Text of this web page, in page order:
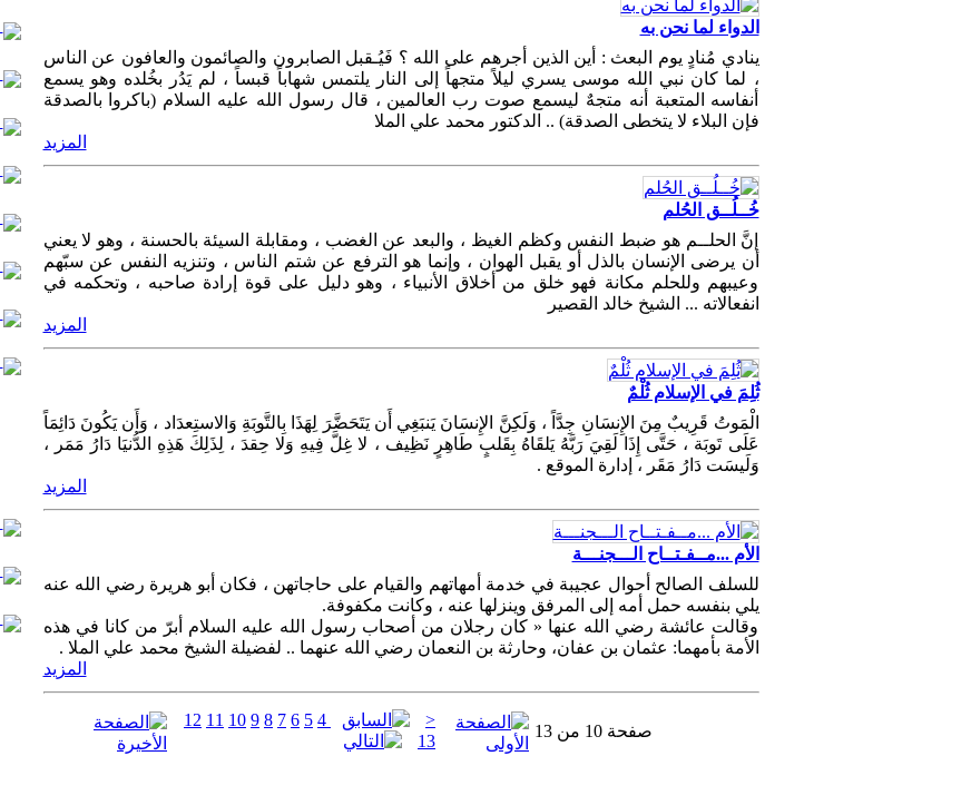
الدواء لما نحن به
ينادي مُنادٍ يوم البعث : أين الذين أجرهم على الله ؟ فَيُـقبل الصابرون والصائمون والعافون عن الناس
، لما كان نبي الله موسى يسري ليلاً متجهاً إلى النار يلتمس شهاباً قبساً ، لم يَدُر بخُلده وهو يسمع
أنفاسه المتعبة أنه متجهٌ ليسمع صوت رب العالمين ، قال رسول الله عليه السلام (باكروا بالصدقة
فإن البلاء ﻻ يتخطى الصدقة) .. الدكتور محمد علي الملا
المزيد
خُــلُــق الحُلم
إنَّ الحلــم هو ضبط النفس وكظم الغيظ ، والبعد عن الغضب ، ومقابلة السيئة بالحسنة ، وهو لا يعني
أن يرضى الإنسان بالذل أو يقبل الهوان ، وإنما هو الترفع عن شتم الناس ، وتنزيه النفس عن سبّهم
وعيبهم وللحلم مكانة فهو خلق من أخلاق الأنبياء ، وهو دليل على قوة إرادة صاحبه ، وتحكمه في
انفعالاته ... الشيخ خالد القصير
المزيد
ثُلِمَ في الإسلام ثُلْمٌ
الْمَوتُ قَرِيبٌ مِنَ الإِنسَانِ جِدَّاً ، وَلَكِنَّ الإِنسَانَ يَنبَغِي أَن يَتَحَضَّرَ لِهَذَا بِالتَّوبَةِ وَالاستِعدَاد ، وَأَن يَكُونَ دَائِمَاً
عَلَى تَوبَة ، حَتَّى إِذَا لَقِيَ رَبَّهُ يَلقَاهُ بِقَلبٍ طَاهِرٍ نَظِيف ، لا غِلَّ فِيهِ وَلا حِقدَ ، لِذَلِكَ هَذِهِ الدُّنيَا دَارُ مَمَر ،
وَلَيسَت دَارُ مَقَر ، إدارة الموقع .
المزيد
الأم ...مــفـتــاح الـــجنـــة
للسلف الصالح أحوال عجيبة في خدمة أمهاتهم والقيام على حاجاتهن ، فكان أبو هريرة رضي الله عنه
يلي بنفسه حمل أمه إلى المرفق وينزلها عنه ، وكانت مكفوفة.
وقالت عائشة رضي الله عنها « كان رجلان من أصحاب رسول الله عليه السلام أبرّ من كانا في هذه
الأمة بأمهما: عثمان بن عفان، وحارثة بن النعمان رضي الله عنهما .. لفضيلة الشيخ محمد علي الملا .
المزيد
<
4
5
6
7
8
9
10
11
12
13
صفحة 10 من 13